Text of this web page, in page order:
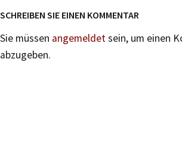
SCHREIBEN SIE EINEN KOMMENTAR
Sie müssen angemeldetsein, um einen
abzugeben.